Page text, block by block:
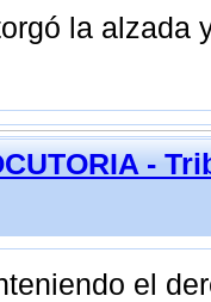
la alzada
-
el